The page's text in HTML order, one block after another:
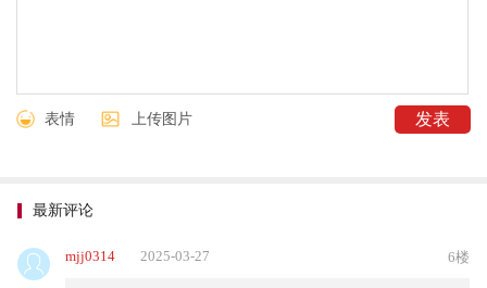
表情 上传图片
最新评论
mjj0314 2025-03-27 6楼